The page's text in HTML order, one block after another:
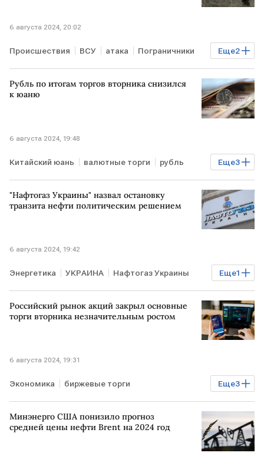
6 августа 2024, 20:02
Еще2
Происшествия ВСУ атака Пограничники
ВС РФ Минобороны РФ
Рубль по итогам торгов вторника снизился
к юаню
6 августа 2024, 19:48
Еще3
Китайский юань валютные торги рубль
юань Курсы валют Мосбиржа
"Нафтогаз Украины" назвал остановку
транзита нефти политическим решением
6 августа 2024, 19:42
Еще1
Энергетика УКРАИНА Нафтогаз Украины
транзит нефти
Российский рынок акций закрыл основные
торги вторника незначительным ростом
6 августа 2024, 19:31
Еще3
Экономика биржевые торги
российский рынок акций индекс Мосбиржи
РТС
Минэнерго США понизило прогноз
средней цены нефти Brent на 2024 год